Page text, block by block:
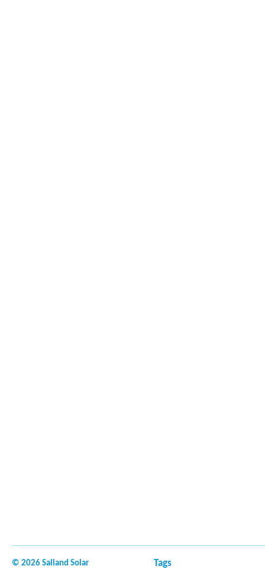
© 2026 Salland Solar Tags